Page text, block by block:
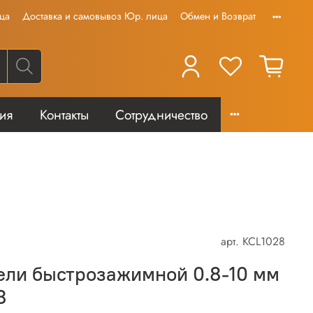
Доставка и самовывоз Юр. лица Обмен и Возврат
Контакты Сотрудничество
арт. KCL1028
быстрозажимной 0.8-10 мм